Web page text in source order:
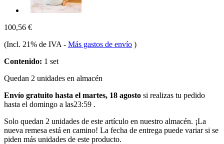
100,56 €
(Incl. 21% de IVA - Más gastos de envío )
Contenido: 1 set
Quedan 2 unidades en almacén
Envío gratuito hasta el martes, 18 agosto si realizas tu pedido
hasta el domingo a las23:59 .
Solo quedan 2 unidades de este artículo en nuestro almacén. ¡La
nueva remesa está en camino! La fecha de entrega puede variar si se
piden más unidades de este producto.